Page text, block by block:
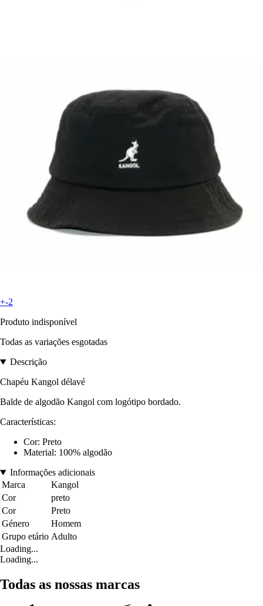
+-2
Produto indisponível
Todas as variações esgotadas
Descrição
Chapéu Kangol délavé
Balde de algodão Kangol com logótipo bordado.
Características:
Cor: Preto
Material: 100% algodão
Informações adicionais
Marca
Kangol
Cor
preto
Cor
Preto
Género
Homem
Grupo etário Adulto
Loading...
Loading...
Todas as nossas marcas